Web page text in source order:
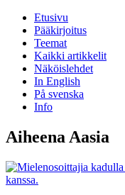
Etusivu
Pääkirjoitus
Teemat
Kaikki artikkelit
Näköislehdet
In English
På svenska
Info
Aiheena Aasia